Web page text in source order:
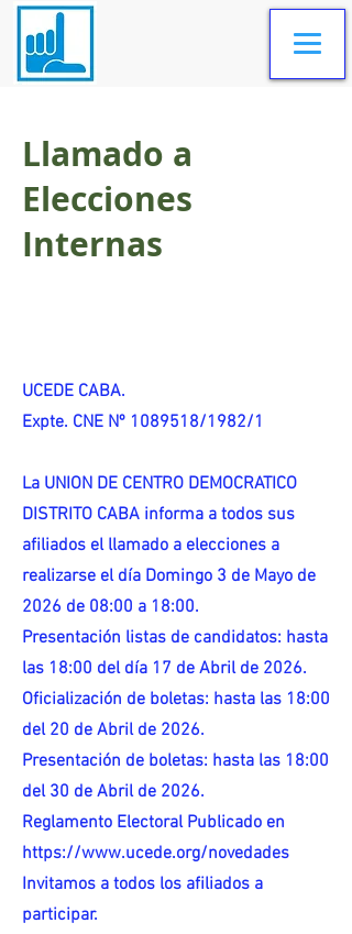
Llamado a
Elecciones
Internas
UCEDE CABA.
Expte. CNE Nº 1089518/1982/1
La UNION DE CENTRO DEMOCRATICO
DISTRITO CABA informa a todos sus
afiliados el llamado a elecciones a
realizarse el día Domingo 3 de Mayo de
2026 de 08:00 a 18:00.
Presentación listas de candidatos: hasta
las 18:00 del día 17 de Abril de 2026.
Oficialización de boletas: hasta las 18:00
del 20 de Abril de 2026.
Presentación de boletas: hasta las 18:00
del 30 de Abril de 2026.
Reglamento Electoral Publicado en
https://www.ucede.org/novedades
Invitamos a todos los afiliados a
participar.